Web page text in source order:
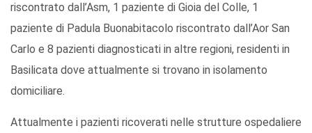
riscontrato dall’Asm, 1 paziente di Gioia del Colle, 1
paziente di Padula Buonabitacolo riscontrato dall’Aor San
Carlo e 8 pazienti diagnosticati in altre regioni, residenti in
Basilicata dove attualmente si trovano in isolamento
domiciliare.
Attualmente i pazienti ricoverati nelle strutture ospedaliere